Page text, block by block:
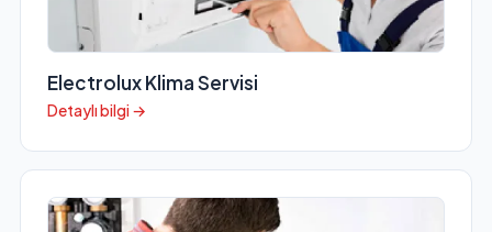
Electrolux Klima Servisi
Detaylı bilgi →